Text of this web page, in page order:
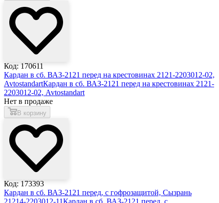
Код: 170611
Кардан в сб. ВАЗ-2121 перед на крестовинах 2121-2203012-02,
AvtostandartКардан в сб. ВАЗ-2121 перед на крестовинах 2121-
2203012-02, Avtostandart
Нет в продаже
В корзину
Код: 173393
Кардан в сб. ВАЗ-2121 перед, с гофрозащитой, Сызрань